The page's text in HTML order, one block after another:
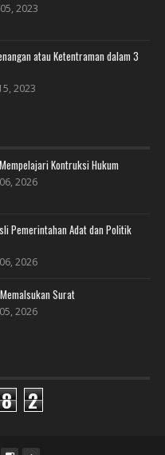
2023
atau Ketentraman dalam 3
2023
Kontruksi Hukum
2026
Pemerintahan Adat dan Politik
2026
Surat
2026
8 2